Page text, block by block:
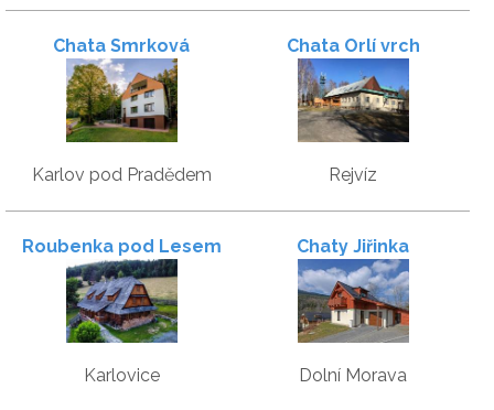
Chata Smrková
Karlov pod Pradědem
Chata Orlí vrch
Rejvíz
Roubenka pod Lesem
Karlovice
Chaty Jiřinka
Dolní Morava